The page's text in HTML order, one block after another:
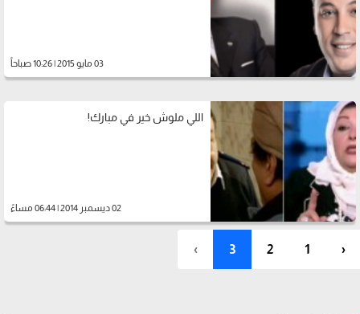
03 مايو 2015 | 10:26 صباحاً
اللي ملوش خير في مبارك!
02 ديسمبر 2014 | 06:44 مساءً
‹
1
2
3
›